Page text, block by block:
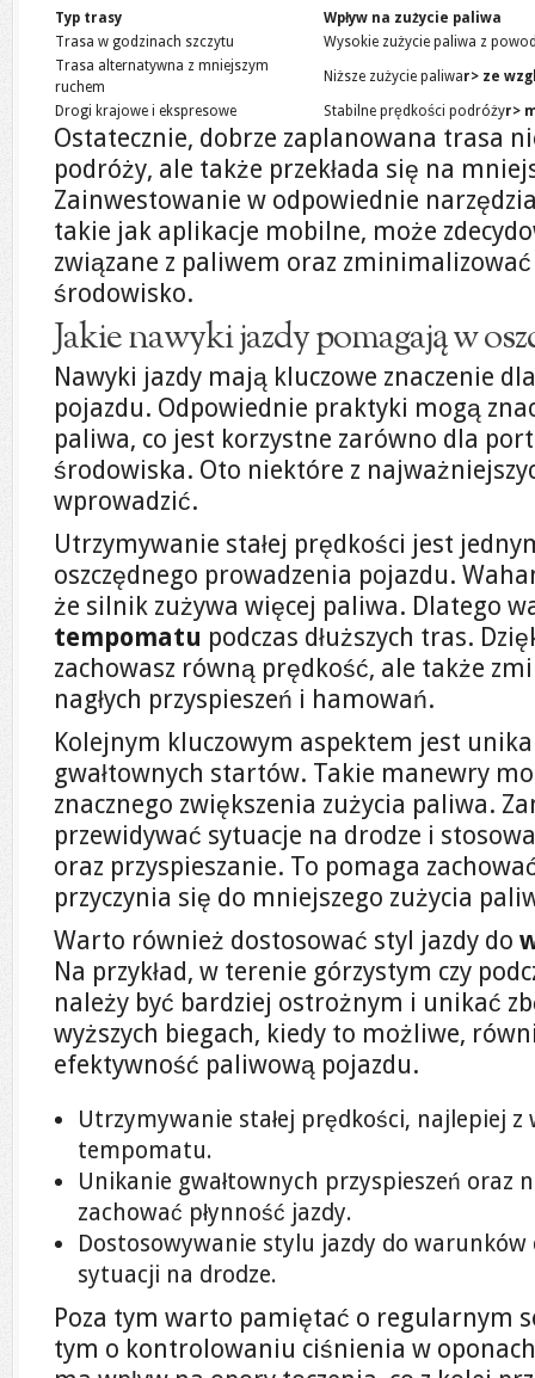
Typ trasy
Wpływ na zużycie paliwa
Trasa w godzinach szczytu
Wysokie zużycie paliwa z
Trasa alternatywna z mniejszym
ruchem
Niższe zużycie paliwar> ze
Drogi krajowe i ekspresowe Stabilne prędkości podróżyr>
Ostatecznie, dobrze zaplanowana trasa
podróży, ale także przekłada się na
Zainwestowanie w odpowiednie
takie jak aplikacje mobilne, może
związane z paliwem oraz zminimalizować
środowisko.
Jakie nawyki jazdy pomagają w
Nawyki jazdy mają kluczowe znaczenie
pojazdu. Odpowiednie praktyki mogą
paliwa, co jest korzystne zarówno dla
środowiska. Oto niektóre z
wprowadzić.
Utrzymywanie stałej prędkości jest
oszczędnego prowadzenia pojazdu.
że silnik zużywa więcej paliwa. Dlatego
tempomatu podczas dłuższych tras.
zachowasz równą prędkość, ale także
nagłych przyspieszeń i hamowań.
Kolejnym kluczowym aspektem jest
gwałtownych startów. Takie manewry
znacznego zwiększenia zużycia paliwa.
przewidywać sytuacje na drodze i
oraz przyspieszanie. To pomaga
przyczynia się do mniejszego zużycia
Warto również dostosować styl jazdy do
Na przykład, w terenie górzystym czy
należy być bardziej ostrożnym i unikać
wyższych biegach, kiedy to możliwe,
efektywność paliwową pojazdu.
Utrzymywanie stałej prędkości, najlepiej
tempomatu.
Unikanie gwałtownych przyspieszeń oraz
zachować płynność jazdy.
Dostosowywanie stylu jazdy do
sytuacji na drodze.
Poza tym warto pamiętać o regularnym
tym o kontrolowaniu ciśnienia w